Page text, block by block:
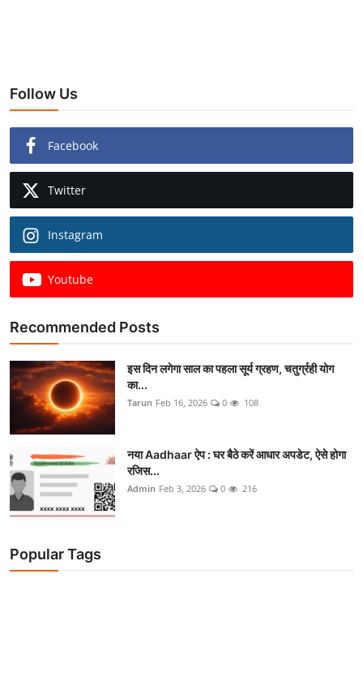
Follow Us
Facebook
Twitter
Instagram
Youtube
Recommended Posts
इस दिन लगेगा साल का पहला सूर्य ग्रहण, चतुर्ग्रही योग
का...
Tarun Feb 16, 2026 0 108
नया Aadhaar ऐप : घर बैठे करें आधार अपडेट, ऐसे होगा
रजिस...
Admin Feb 3, 2026 0 216
Popular Tags